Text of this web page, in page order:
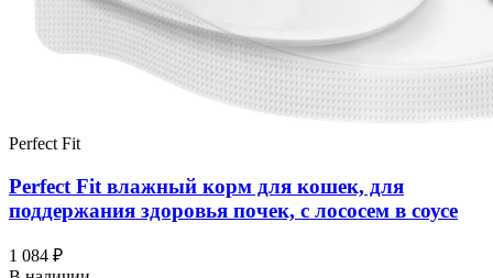
Perfect Fit
Perfect Fit влажный корм для кошек, для
поддержания здоровья почек, с лососем в соусе
1 084 ₽